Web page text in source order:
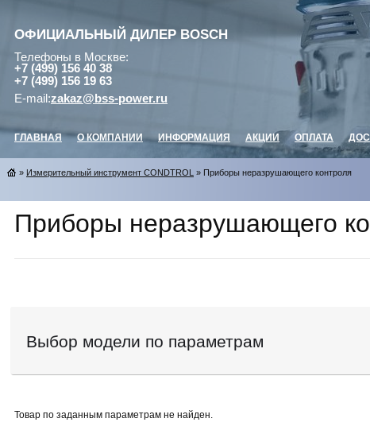
ОФИЦИАЛЬНЫЙ ДИЛЕР BOSCH
Телефоны в Москве:
+7 (499) 156 40 38
+7 (499) 156 19 63
E-mail:zakaz@bss-power.ru
ГЛАВНАЯ О КОМПАНИИ ИНФОРМАЦИЯ АКЦИИ ОПЛАТА
» Измерительный инструмент CONDTROL » Приборы неразрушающего контроля
Приборы неразрушающего
Выбор модели по параметрам
Товар по заданным параметрам не найден.